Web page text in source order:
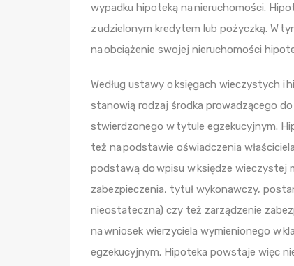
wypadku hipoteką na nieruchomości.
z udzielonym kredytem lub pożyczką. W
na obciążenie swojej nieruchomości
Według ustawy o księgach wieczystych
stanowią rodzaj środka prowadzącego
stwierdzonego w tytule egzekucyjnym.
też na podstawie oświadczenia
podstawą do wpisu w księdze wieczystej
zabezpieczenia, tytuł wykonawczy,
nieostateczna) czy też zarządzenie
na wniosek wierzyciela wymienionego w
egzekucyjnym. Hipoteka powstaje więc